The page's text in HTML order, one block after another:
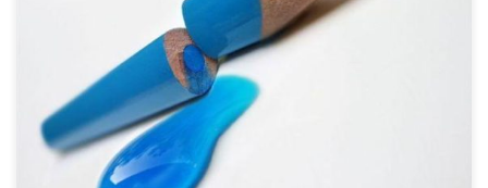
Père Noël 1 chemin des Nuages Quelque part dans le ciel Cher père
Noël, Je suis sûr que tu n’as jamais reçu une lettre comme la mienne
car je ne suis pas l’humain qui t’écrit habituellement, mais le crayon
qui est tenu par celui-ci! J’ai une demande assez spéciale : je voudrais
qu’on reconnaisse (un peu…) mon utilité et j’aimerais devenir un objet
célèbre et respecté de tous. En ce moment, je n’ai vraiment pas bonne
mine ! Je suis au bout […]